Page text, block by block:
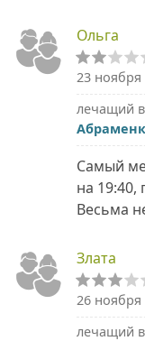
Ольга
23 ноября
лечащий
Самый
на 19:40,
Весьма
Злата
26 ноября
лечащий